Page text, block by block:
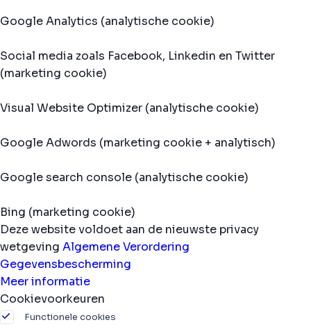
Google Analytics (analytische cookie)
Social media zoals Facebook, Linkedin en Twitter
(marketing cookie)
Visual Website Optimizer (analytische cookie)
Google Adwords (marketing cookie + analytisch)
Google search console (analytische cookie)
Bing (marketing cookie)
Deze website voldoet aan de nieuwste privacy
wetgeving Algemene Verordering
Gegevensbescherming
Meer informatie
Cookievoorkeuren
Functionele cookies